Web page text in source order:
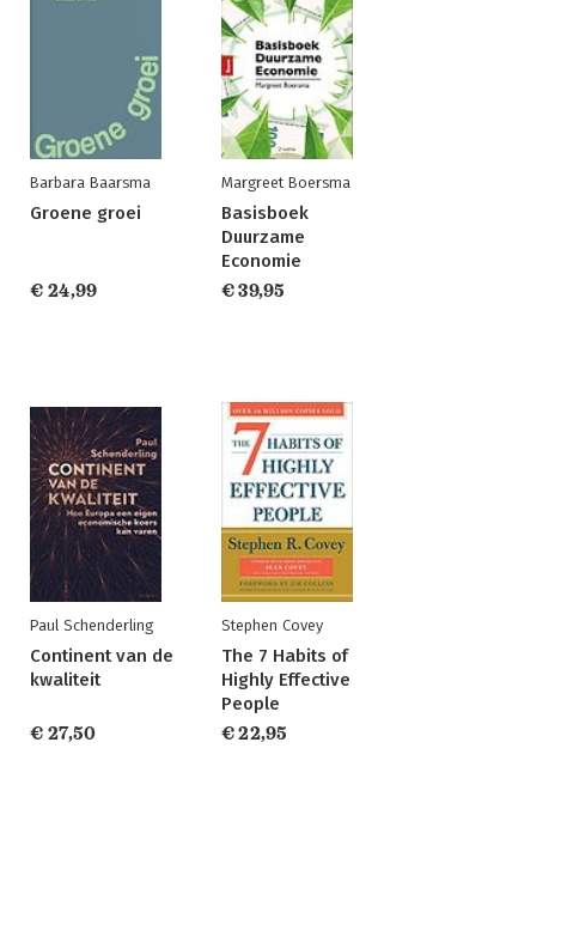
Barbara Baarsma
Groene groei
€ 24,99
Margreet Boersma
Basisboek
Duurzame
Economie
€ 39,95
Paul Schenderling
Continent van de
kwaliteit
€ 27,50
Stephen Covey
The 7 Habits of
Highly Effective
People
€ 22,95